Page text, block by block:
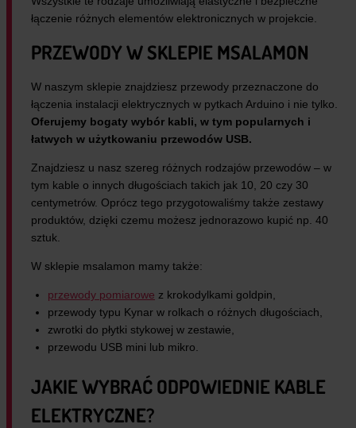
łączenie różnych elementów elektronicznych w projekcie.
PRZEWODY W SKLEPIE MSALAMON
W naszym sklepie znajdziesz przewody przeznaczone do
łączenia instalacji elektrycznych w pytkach Arduino i nie tylko.
Oferujemy bogaty wybór kabli, w tym popularnych i
łatwych w użytkowaniu przewodów USB.
Znajdziesz u nasz szereg różnych rodzajów przewodów – w
tym kable o innych długościach takich jak 10, 20 czy 30
centymetrów. Oprócz tego przygotowaliśmy także zestawy
produktów, dzięki czemu możesz jednorazowo kupić np. 40
sztuk.
W sklepie msalamon mamy także:
przewody pomiarowe z krokodylkami goldpin,
przewody typu Kynar w rolkach o różnych długościach,
zwrotki do płytki stykowej w zestawie,
przewodu USB mini lub mikro.
JAKIE WYBRAĆ ODPOWIEDNIE KABLE
ELEKTRYCZNE?